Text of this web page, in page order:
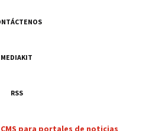
MEDIAKIT
RSS
CMS para portales de noticias